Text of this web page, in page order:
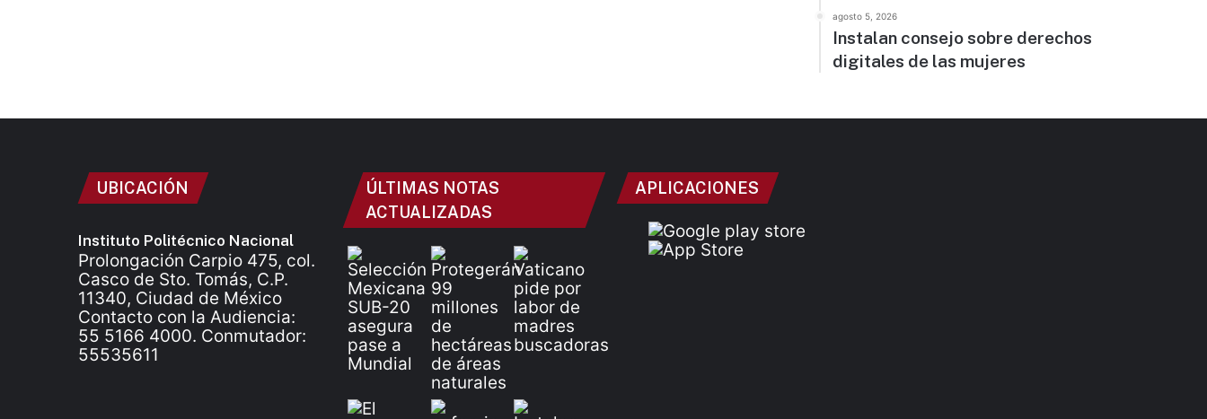
agosto 5, 2026
Instalan consejo sobre derechos
digitales de las mujeres
UBICACIÓN
Instituto Politécnico Nacional
Prolongación Carpio 475, col.
Casco de Sto. Tomás, C.P.
11340, Ciudad de México
Contacto con la Audiencia:
55 5166 4000. Conmutador:
55535611
ÚLTIMAS NOTAS
ACTUALIZADAS
APLICACIONES